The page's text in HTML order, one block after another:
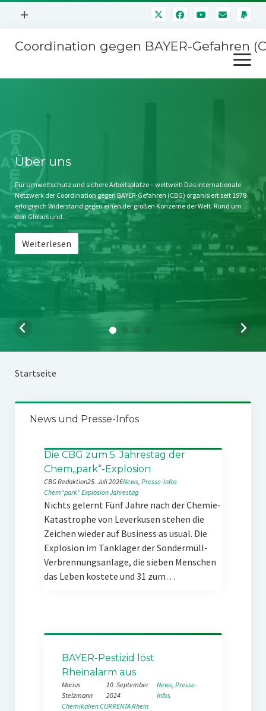
Menü
+
Mitmachen
Kontakt
Impressum
Störfälle
Coordination gegen BAYER-Gefahren
Menü
öffnen
Stichwort BAYER
Jahrestagung
SPENDEN
Über uns
Für Umweltschutz und sichere Arbeitsplätze – weltweit! Das internationale
Netzwerk der Coordination gegen BAYER-Gefahren (CBG) organisiert seit 1978
erfolgreich Widerstand gegen einen der großen Konzerne der Welt. Rund um
den Globus und…
Weiterlesen
Startseite
News und Presse-Infos
Die CBG zum 5. Jahrestag der
Chem„park“-Explosion
CBG Redaktion25. Juli 2026News, Presse-Infos
Chem“park“ExplosionJahrestag
Nichts gelernt Fünf Jahre nach der Chemie-
Katastrophe von Leverkusen stehen die
Zeichen wieder auf Business as usual. Die
Explosion im Tanklager der Sondermüll-
Verbrennungsanlage, die sieben Menschen
das Leben kostete und 31 zum…
BAYER-Pestizid löst
Rheinalarm aus
Marius
Stelzmann
10. September
2024
News, Presse-
Infos
ChemikalienCURRENTARhein